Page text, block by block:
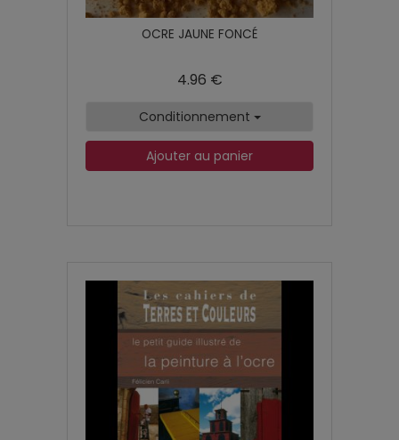
OCRE JAUNE FONCÉ
4.96 €
Conditionnement
Ajouter au panier